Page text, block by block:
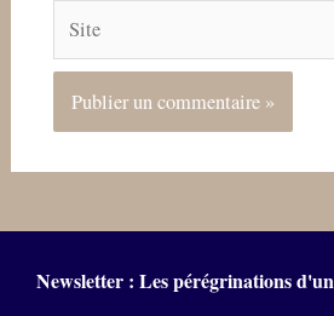
Site
Newsletter : Les pérégrinations